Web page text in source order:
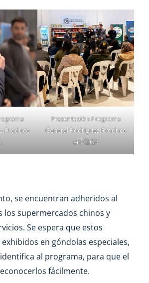
Produce
Presentación Programa
General Rodríguez Produce
en CEGR
se encuentran adheridos al
los supermercados chinos y
Se espera que estos
en góndolas especiales,
al programa, para que el
fácilmente.